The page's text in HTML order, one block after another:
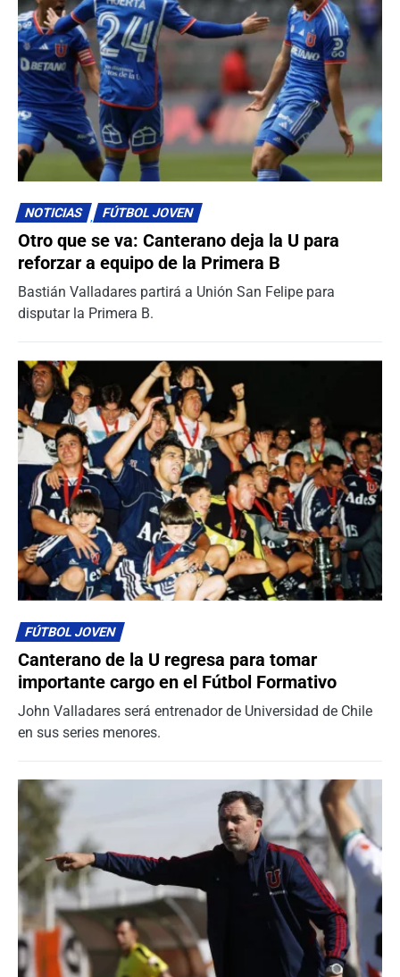
NOTICIAS FÚTBOL JOVEN
Otro que se va: Canterano deja la U para
reforzar a equipo de la Primera B
Bastián Valladares partirá a Unión San Felipe para
disputar la Primera B.
FÚTBOL JOVEN
Canterano de la U regresa para tomar
importante cargo en el Fútbol Formativo
John Valladares será entrenador de Universidad de Chile
en sus series menores.